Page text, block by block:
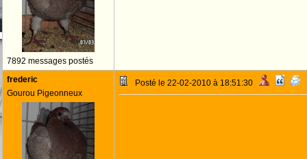
7892 messages postés
frederic
Gourou Pigeonneux
Posté le 22-02-2010 à 18:51:30